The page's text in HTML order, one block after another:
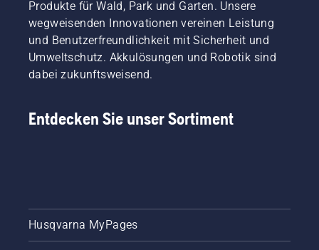
Produkte für Wald, Park und Garten. Unsere
wegweisenden Innovationen vereinen Leistung
und Benutzerfreundlichkeit mit Sicherheit und
Umweltschutz. Akkulösungen und Robotik sind
dabei zukunftsweisend.
Entdecken Sie unser Sortiment
Husqvarna MyPages